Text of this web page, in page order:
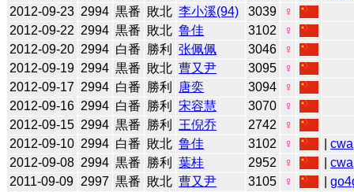
2012-09-23 2994 黒番 敗北 李小溪(94) 3039
♀
2012-09-22 2994 黒番 敗北 鲁佳 3102
♀
2012-09-20 2994 白番 勝利 张佩佩 3046
♀
2012-09-19 2994 黒番 敗北 曹又尹 3095
♀
2012-09-17 2994 白番 勝利 唐奕 3094
♀
2012-09-16 2994 白番 勝利 宋容慧 3070
♀
2012-09-15 2994 黒番 勝利 王倪乔 2742
♀
2012-09-10 2994 白番 敗北 鲁佳 3102 ♀ |cwa
2012-09-08 2994 黒番 勝利 葉桂 2952 ♀ |cwa
2011-09-09 2997 黒番 敗北 曹又尹 3105 ♀ |